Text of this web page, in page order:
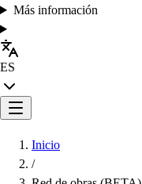
Más información
ES
Inicio
/